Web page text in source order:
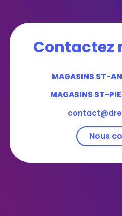
Contactez
MAGASINS ST-
MAGASINS ST-
Nous